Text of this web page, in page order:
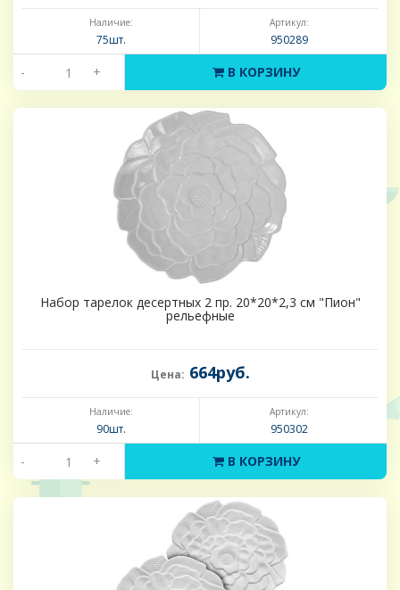
Наличие:
75шт.
Артикул:
950289
- + В КОРЗИНУ
Набор тарелок десертных 2 пр. 20*20*2,3 см "Пион"
рельефные
Цена: 664руб.
Наличие:
90шт.
Артикул:
950302
- + В КОРЗИНУ